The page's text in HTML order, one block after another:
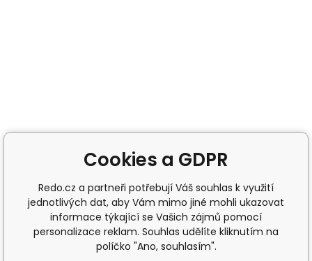
Cookies a GDPR
Redo.cz a partneři potřebují Váš souhlas k využití
jednotlivých dat, aby Vám mimo jiné mohli ukazovat
informace týkající se Vašich zájmů pomocí
personalizace reklam. Souhlas udělíte kliknutím na
políčko "Ano, souhlasím".